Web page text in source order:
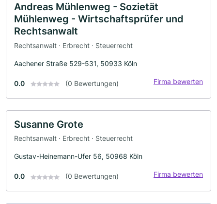
Andreas Mühlenweg - Sozietät
Mühlenweg - Wirtschaftsprüfer und
Rechtsanwalt
Rechtsanwalt · Erbrecht · Steuerrecht
Aachener Straße 529-531, 50933 Köln
0.0 (0 Bewertungen) Firma bewerten
Susanne Grote
Rechtsanwalt · Erbrecht · Steuerrecht
Gustav-Heinemann-Ufer 56, 50968 Köln
0.0 (0 Bewertungen) Firma bewerten